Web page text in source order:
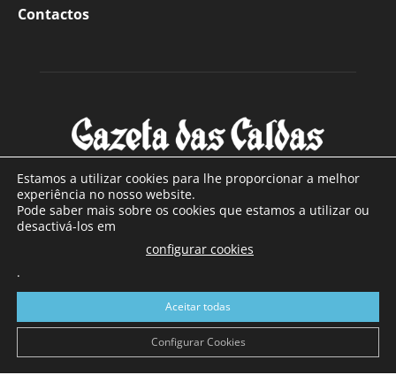
Contactos
SOBRE NÓS
Com sede nas Caldas da Rainha e mais de 90 anos de
a sul de distrito de Leiria, com mais de 40.000 leitores por
toda a região Oeste. Jornal com distribuição em Portugal
Continental e assinatura online.
Estamos a utilizar cookies para lhe proporcionar a melhor
experiência no nosso website.
Pode saber mais sobre os cookies que estamos a utilizar ou
desactivá-los em
configurar cookies
.
Aceitar todas
Configurar Cookies